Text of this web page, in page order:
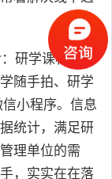
研学课程、基
随手拍、研学
小程序。信息
统计，满足研
理单位的需
，实实在在落